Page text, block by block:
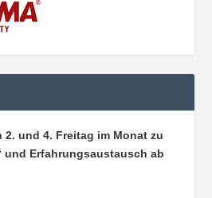
und 4. Freitag im Monat zu
und Erfahrungsaustausch ab